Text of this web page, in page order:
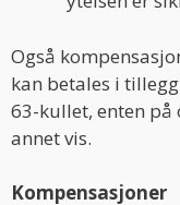
Også
kan betales i
63-kullet, enten på
annet vis.
Kompensasjoner